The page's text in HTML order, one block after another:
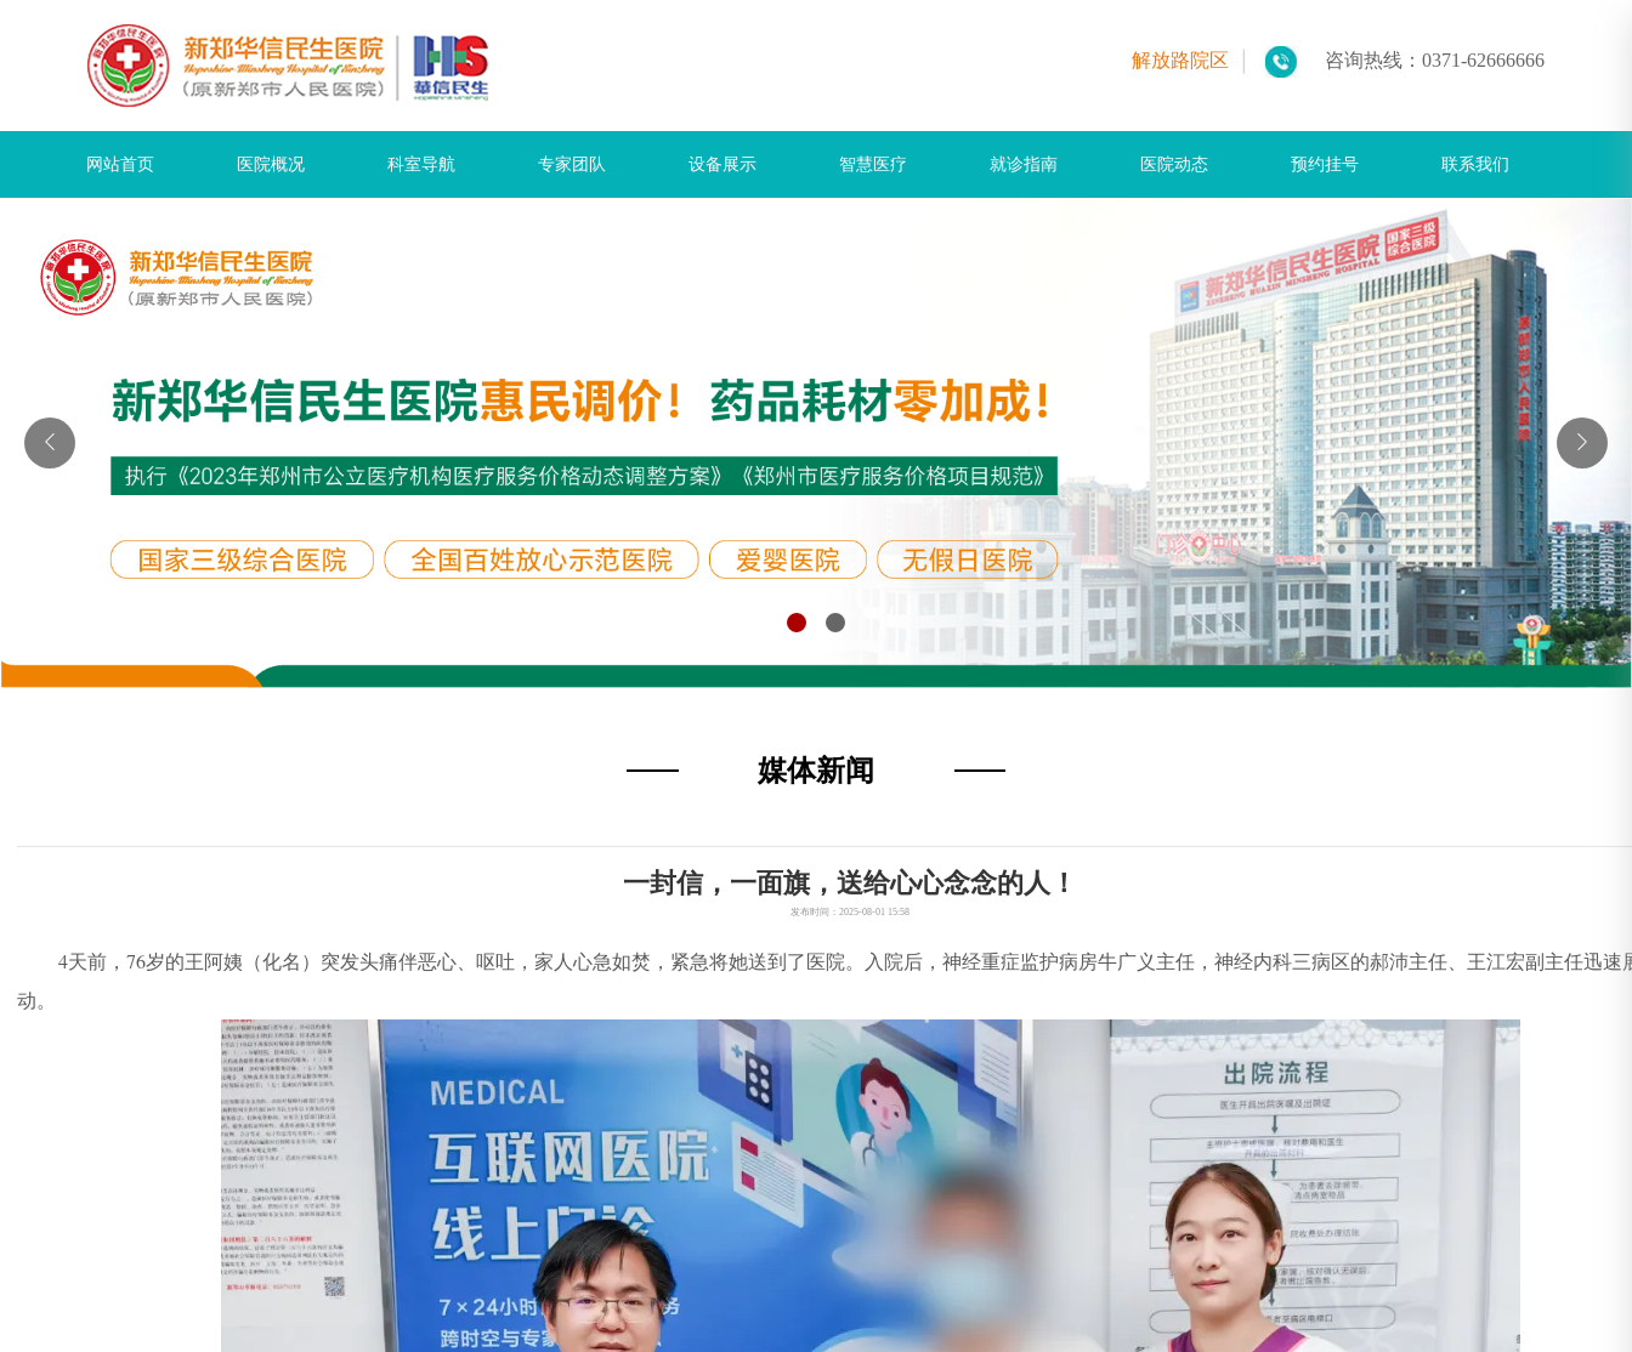
解放路院区 咨询热线： 0371-62666666
网站首页 医院概况 科室导航 专家团队 设备展示 智慧医疗 就诊指南 医院动态 预约挂号 联系我们
 
媒体新闻
一封信，一面旗，送给心心念念的人！
发布时间：2025-08-01 15:58
4天前，76岁的王阿姨（化名）突发头痛伴恶心、呕吐，家人心急如焚，紧急将她送到了医院。入院后，神经重症监护病房牛广义主任，神经内科三病区的郝沛主任、王江宏副主任迅速
动。